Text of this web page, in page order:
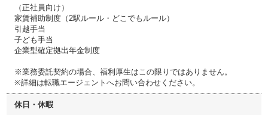
（正社員向け）
家賃補助制度（2駅ルール・どこでもルール）
引越手当
子ども手当
企業型確定拠出年金制度
※業務委託契約の場合、福利厚生はこの限りではありません。
※詳細は転職エージェントへお問い合わせください。
休日・休暇